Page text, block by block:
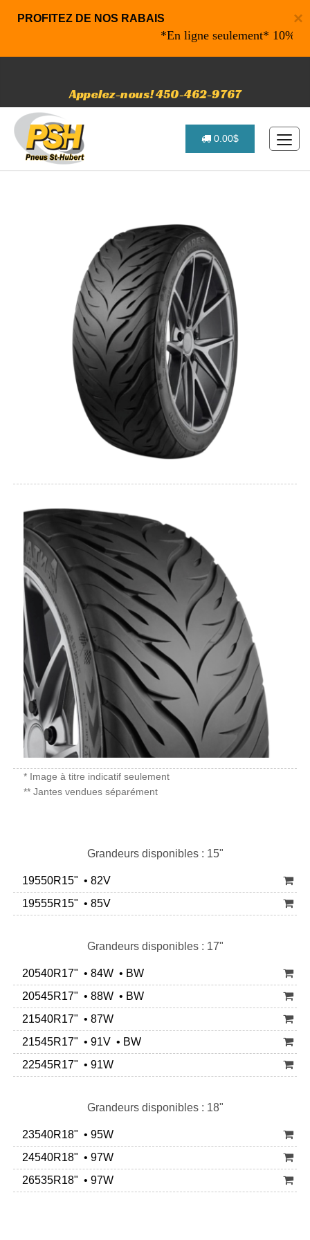
×
PROFITEZ DE NOS RABAIS
*En ligne seulement* 10% de
Appelez-nous! 450-462-9767
0.00$
* Image à titre indicatif seulement
** Jantes vendues séparément
Grandeurs disponibles : 15"
19550R15" • 82V
19555R15" • 85V
Grandeurs disponibles : 17"
20540R17" • 84W • BW
20545R17" • 88W • BW
21540R17" • 87W
21545R17" • 91V • BW
22545R17" • 91W
Grandeurs disponibles : 18"
23540R18" • 95W
24540R18" • 97W
26535R18" • 97W